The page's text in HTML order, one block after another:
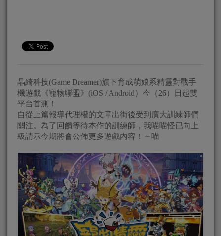
晶綺科技(Game Dreamer)旗下育成萌娘系精靈對戰手
機遊戲《寵物聯盟》(iOS / Android）今（26）日起雙
平台首測！
自從上篇報導代理權的文章出街後受到廣大訓練師們
關注。為了回饋等待本作的訓練師，我喵喵怪已向上
級請示今期將會公佈更多遊戲內容！～喵